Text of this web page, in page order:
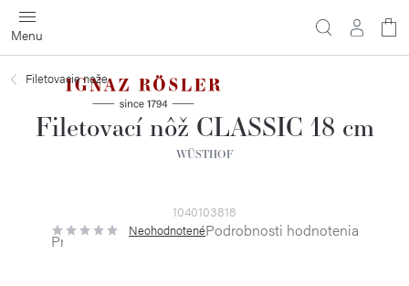
Prejsť
na
obsah
Filetovacie nože
Filetovací nôž CLASSIC 18 cm
WÜSTHOF
1040103818
Priemerné
hodnotenie
NeohodnotenéPodrobnosti hodnotenia